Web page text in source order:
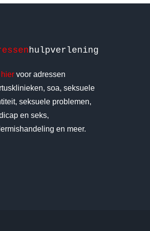
hulpverlening
hiervoor adressen
soa, seksuele
seksuele problemen,
en seks,
en meer.